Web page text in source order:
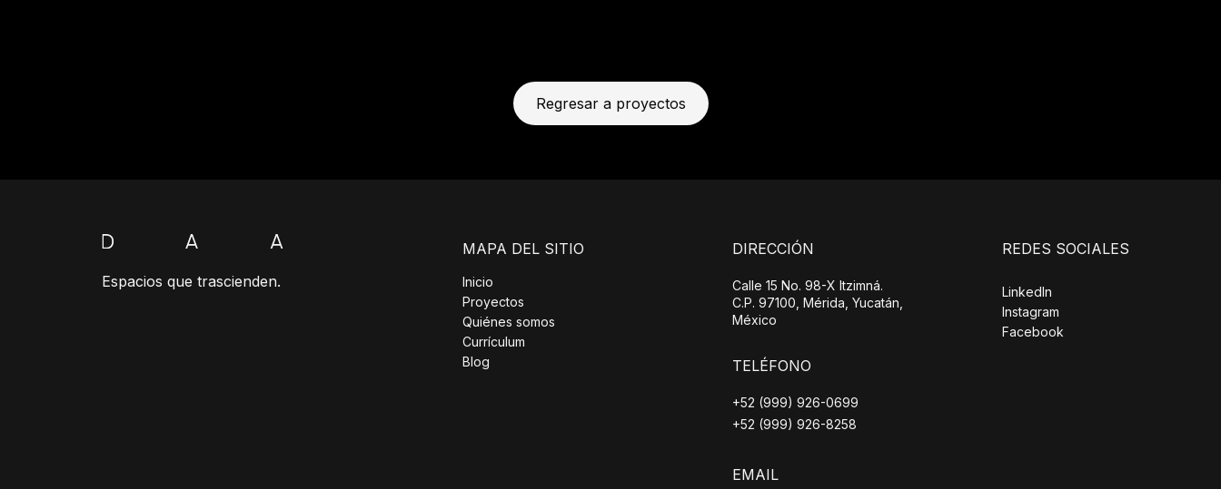
Regresar a proyectos
Espacios que trascienden.
MAPA DEL SITIO
Inicio
Proyectos
Quiénes somos
Currículum
Blog
DIRECCIÓN
Calle 15 No. 98-X Itzimná.
C.P. 97100, Mérida, Yucatán,
México
TELÉFONO
+52 (999) 926-0699
+52 (999) 926-8258
EMAIL
REDES SOCIALES
LinkedIn
Instagram
Facebook